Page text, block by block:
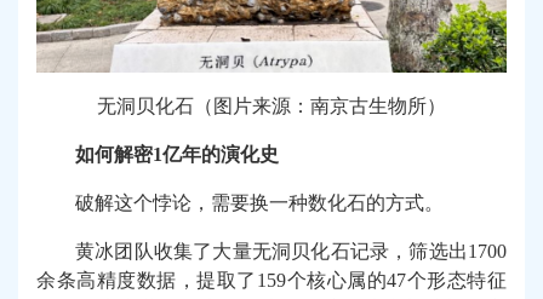
无洞贝化石（图片来源：南京古生物所）
如何解密1亿年的演化史
破解这个悖论，需要换一种数化石的方式。
黄冰团队收集了大量无洞贝化石记录，筛选出1700
余条高精度数据，提取了159个核心属的47个形态特征